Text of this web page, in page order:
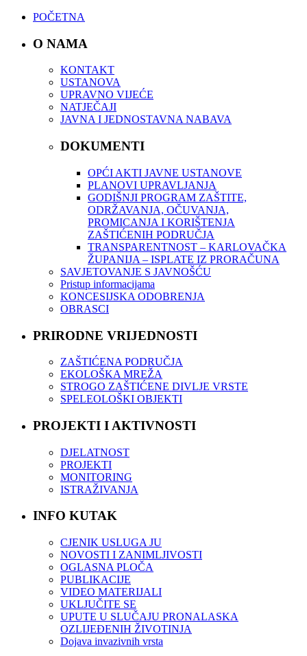
POČETNA
O NAMA
KONTAKT
USTANOVA
UPRAVNO VIJEĆE
NATJEČAJI
JAVNA I JEDNOSTAVNA NABAVA
DOKUMENTI
OPĆI AKTI JAVNE USTANOVE
PLANOVI UPRAVLJANJA
GODIŠNJI PROGRAM ZAŠTITE,
ODRŽAVANJA, OČUVANJA,
PROMICANJA I KORIŠTENJA
ZAŠTIĆENIH PODRUČJA
TRANSPARENTNOST – KARLOVAČKA
ŽUPANIJA – ISPLATE IZ PRORAČUNA
SAVJETOVANJE S JAVNOŠĆU
Pristup informacijama
KONCESIJSKA ODOBRENJA
OBRASCI
PRIRODNE VRIJEDNOSTI
ZAŠTIĆENA PODRUČJA
EKOLOŠKA MREŽA
STROGO ZAŠTIĆENE DIVLJE VRSTE
SPELEOLOŠKI OBJEKTI
PROJEKTI I AKTIVNOSTI
DJELATNOST
PROJEKTI
MONITORING
ISTRAŽIVANJA
INFO KUTAK
CJENIK USLUGA JU
NOVOSTI I ZANIMLJIVOSTI
OGLASNA PLOČA
PUBLIKACIJE
VIDEO MATERIJALI
UKLJUČITE SE
UPUTE U SLUČAJU PRONALASKA
OZLIJEĐENIH ŽIVOTINJA
Dojava invazivnih vrsta